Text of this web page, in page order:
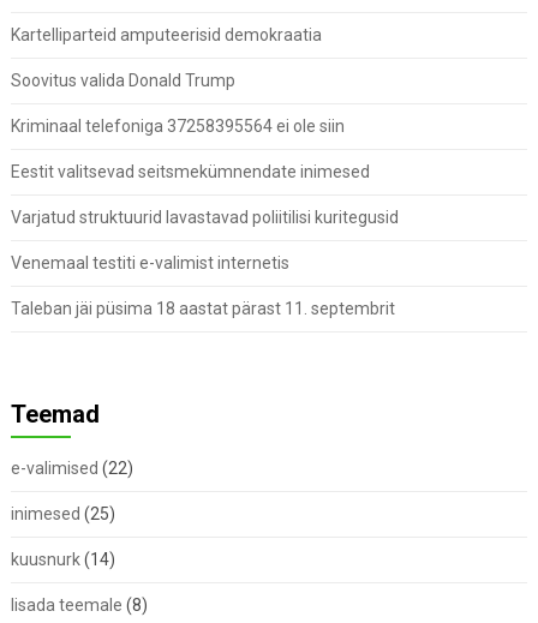
Kartelliparteid amputeerisid demokraatia
Soovitus valida Donald Trump
Kriminaal telefoniga 37258395564 ei ole siin
Eestit valitsevad seitsmekümnendate inimesed
Varjatud struktuurid lavastavad poliitilisi kuritegusid
Venemaal testiti e-valimist internetis
Taleban jäi püsima 18 aastat pärast 11. septembrit
Teemad
e-valimised (22)
inimesed (25)
kuusnurk(14)
lisada teemale (8)